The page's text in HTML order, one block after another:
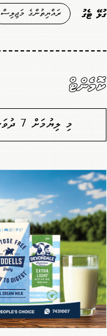
ގުޅޭ ޓެގު ރައްޔިތުންގެ މަޖިލިސް
ކޮމެންޓް
މި ލިޔުމަށް 7 ދުވަސް ވެފައިވާތީ ކޮމެންޓުކުރުމުގެ ފުރުސަތެއް ނެތް. މާފުކުރައްވާ!